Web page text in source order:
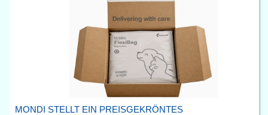
MONDI STELLT EIN PREISGEKRÖNTES